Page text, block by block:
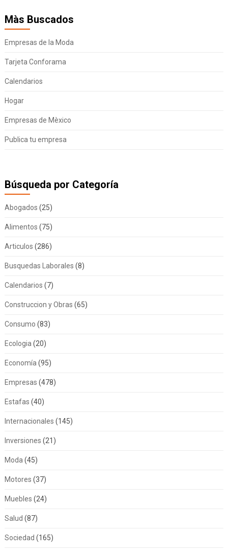
Màs Buscados
Empresas de la Moda
Tarjeta Conforama
Calendarios
Hogar
Empresas de Mèxico
Publica tu empresa
Búsqueda por Categoría
Abogados (25)
Alimentos (75)
Articulos (286)
Busquedas Laborales (8)
Calendarios (7)
Construccion y Obras (65)
Consumo (83)
Ecologia(20)
Economía(95)
Empresas (478)
Estafas (40)
Internacionales (145)
Inversiones (21)
Moda(45)
Motores (37)
Muebles (24)
Salud (87)
Sociedad (165)